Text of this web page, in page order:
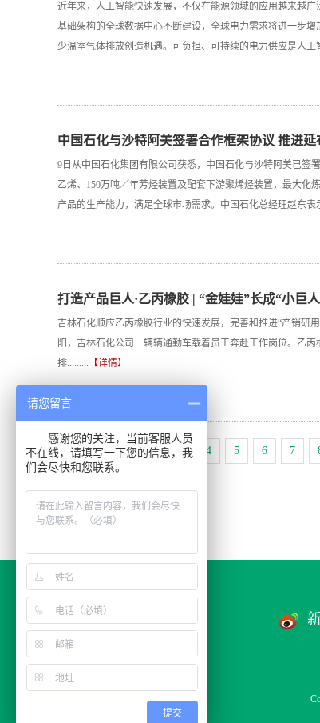
近年来，人工智能快速发展，不仅在能源领域的应用越来越
基础架构的全球数据中心不断建设，全球电力需求将进一步
少温室气体排放创造机遇。可负担、可持续的电力供应是人工
中国石化与沙特阿美签署合作框架协议 推进延
9日从中国石化集团有限公司获悉，中国石化与沙特阿美已签
乙烯、150万吨／年芳烃装置及配套下游聚烯烃装置，最大
产品的生产能力，满足全球市场需求。中国石化总经理赵东表
打造产品巨人·乙丙橡胶 | “金娃娃”长成“小巨
吉林石化顺应乙丙橡胶行业的快速发展，完善和推进“产销
阳，吉林石化公司一辆辆通勤车载着员工奔赴工作岗位。乙
排......... 【详情】
上一页 1 2 3 4 5 6 7
联系我们
请您留言
感谢您的关注，当前客服人员
不在线，请填写一下您的信息，我
们会尽快和您联系。
提交